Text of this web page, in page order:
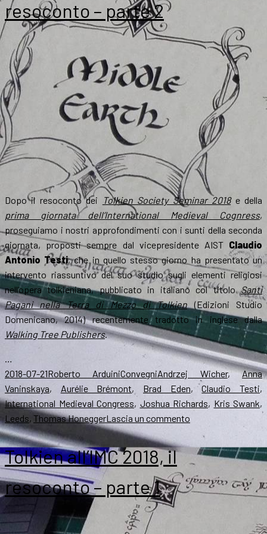
2019
resoconto – parte 2
Dopo il resoconto dei Tolkien Society Seminar 2018e della
prima giornata dell’International Medieval Cognress,
proseguiamo i nostri approfondimenti con i sunti della seconda
giornata, proposti sempre dal vicepresidente AIST Claudio
Antonio Testi, che in quello stesso giorno ha presentato un
intervento riassuntivo del suo studio sugli elementi religiosi
nell’opera tolkieniana, pubblicato in italiano col titoloSanti
Pagani nella Terra di Mezzo di Tolkien(Edizioni Studio
Domenicano, 2014) recentemente tradotto in inglese dalla
Walking Tree Publishers.
…
Scritto
il
2018-07-21Autore
Roberto ArduiniCategorie
ConvegniTag
Andrzej Wicher,Anna
Vaninskaya, Aurélie Brémont, Brad Eden,Claudio Testi,
International Medieval Congress, Joshua Richards, Kris Swank,
Leeds, Thomas HoneggerLascia un commento
all’IMC
2018,
il
resoconto
Tolkien all’IMC 2018, il
resoconto – parte 1